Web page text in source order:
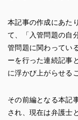
本記事の作成にあた
て、「入管問題の自
管問題に関わってい
ーを行った連続記事
に浮かび上がらせる
その前編となる本記
され、現在は弁護士